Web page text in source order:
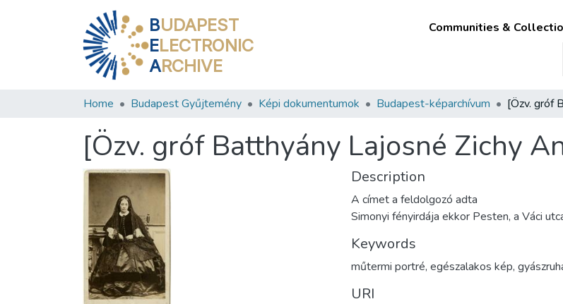
BUDAPEST
ELECTRONIC
ARCHIVE
Communities &
Home Budapest Gyűjtemény Képi dokumentumok Budapest-képarchívum
[Özv. gróf Batthyány Lajosné Zichy
Description
A címet a feldolgozó adta
Simonyi fényirdája ekkor Pesten, a Váci
Keywords
műtermi portré, egészalakos kép,
URI